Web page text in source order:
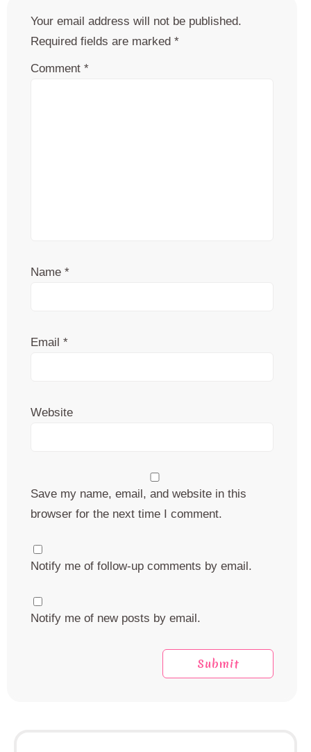
Your email address will not be published.
Required fields are marked *
Comment *
Name *
Email *
Website
Save my name, email, and website in this
browser for the next time I comment.
Notify me of follow-up comments by email.
Notify me of new posts by email.